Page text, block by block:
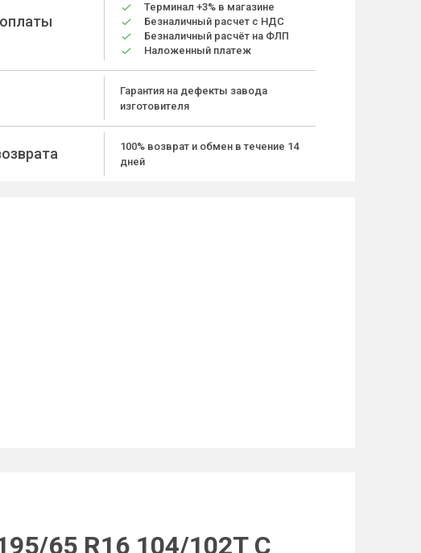
Терминал +3% в магазине
Безналичный расчет с НДС
Безналичный расчёт на ФЛП
Наложенный платеж
Гарантия на дефекты завода
изготовителя
100% возврат и обмен в течение 14
дней
65 R16 104/102T C